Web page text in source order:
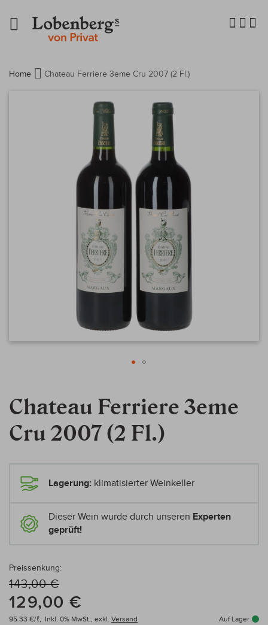
Navigation
umschalten
Home Chateau Ferriere 3eme Cru 2007 (2 Fl.)
Chateau Ferriere 3eme
Cru 2007 (2 Fl.)
Lagerung: klimatisierter Weinkeller
Dieser Wein wurde durch unseren Experten
geprüft!
Preissenkung:
143,00 €
129,00 €
Inkl. 0% MwSt., exkl. Versand Auf Lager
95.33 €/ℓ,
der
Bildergalerie
springen